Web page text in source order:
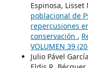
Espinosa,
poblacional de
repercusiones
conservación ,
VOLUMEN 39
Julio Pável